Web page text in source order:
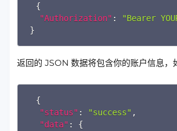
{
"Authorization" :
"Bearer
}
返回的 JSON 数据将包含你的账户信息，
{
"status" : "success" ,
"data" :
{